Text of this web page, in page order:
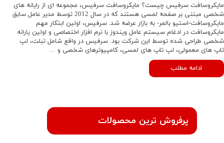
مایکروسافت سرفیس چیست؟ مایکروسافت سرفیس، مجموعه ای از رایانه های
شخصی مبتنی بر صفحه لمسی هستند که در سال 2012 توسط مدیر عامل سابق
مایکروسافت-استیو بالمر- به بازار عرضه شد. سرفیس، اولین ابتکار مهم
مایکروسافت در ادغام سیستم عامل ویندوز با نرم افزار اختصاصی و اولین یارانه
شخصی طراحی شده توسط این شرکت بود. سرفیس در واقع شامل تبلت، لپ
تاپ های معمولی، لپ تاپ های لمسی، کامپیوترهای شخصی و …
ادامه مطلب
پرفروش ترین محصولات